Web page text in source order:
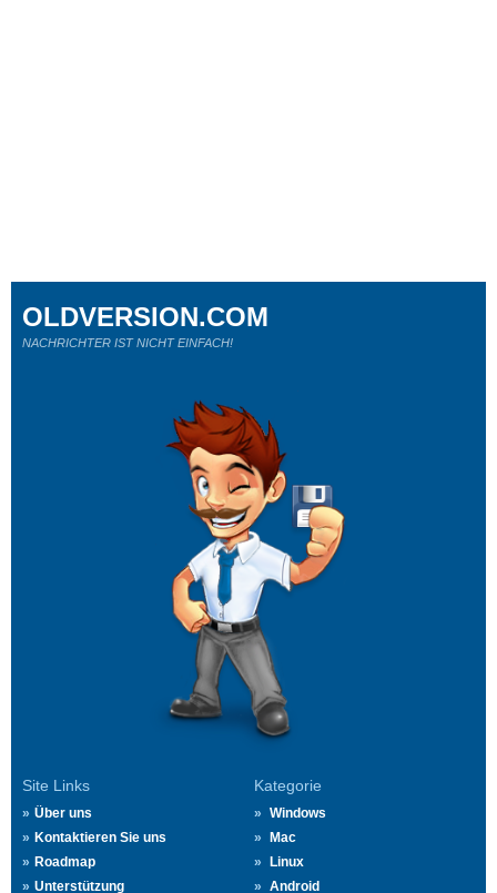
Site Links
Über uns
Kontaktieren Sie uns
Roadmap
Unterstützung
Kategorie
Windows
Mac
Linux
Android
OLDVERSION.COM
NACHRICHTER IST NICHT EINFACH!